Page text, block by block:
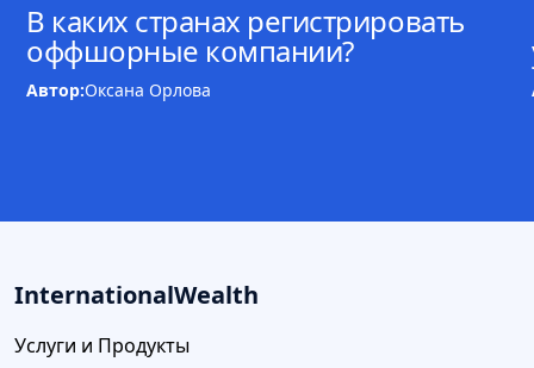
В каких странах регистрировать
оффшорные компании?
Автор:Оксана Орлова
InternationalWealth
Услуги и Продукты